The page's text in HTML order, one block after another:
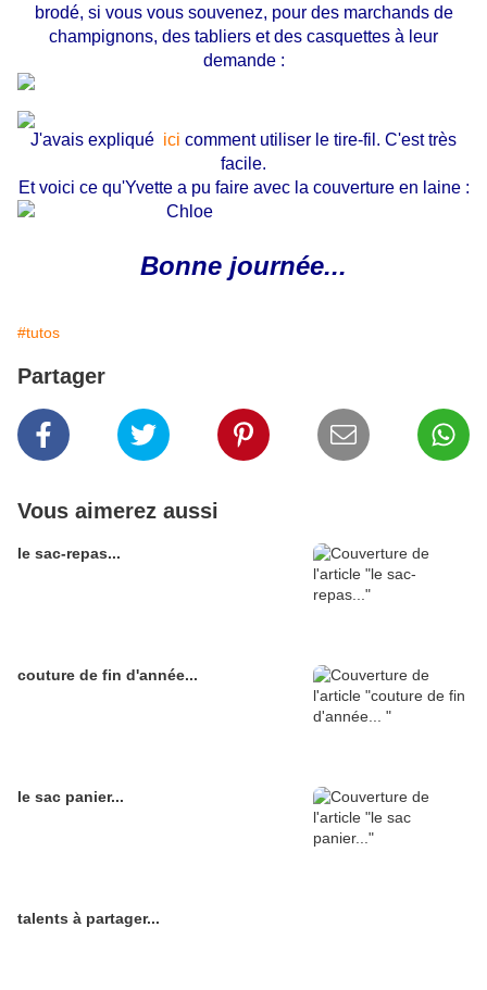
brodé, si vous vous souvenez, pour des marchands de
champignons, des tabliers et des casquettes à leur
demande :
J'avais expliqué ici comment utiliser le tire-fil. C'est très
facile.
Et voici ce qu'Yvette a pu faire avec la couverture en laine :
Bonne journée...
#tutos
Partager
Vous aimerez aussi
le sac-repas...
couture de fin d'année...
le sac panier...
talents à partager...